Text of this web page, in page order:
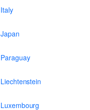
Italy
Japan
Paraguay
Liechtenstein
Luxembourg